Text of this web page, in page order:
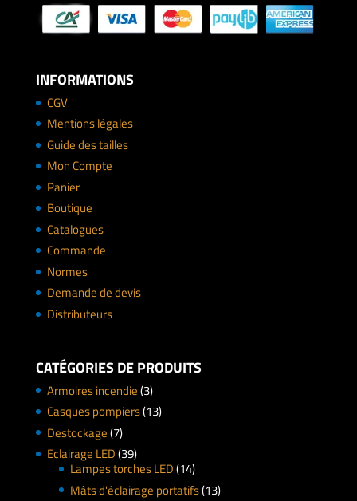
INFORMATIONS
CGV
Mentions légales
Guide des tailles
Mon Compte
Panier
Boutique
Catalogues
Commande
Normes
Demande de devis
Distributeurs
CATÉGORIES DE PRODUITS
Armoires incendie(3)
Casques pompiers(13)
Destockage(7)
Eclairage LED(39)
Lampes torches LED(14)
Mâts d'éclairage portatifs(13)